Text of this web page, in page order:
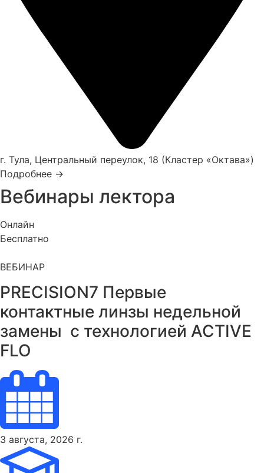
г. Тула, Центральный переулок, 18 (Кластер «Октава»)
Подробнее →
Вебинары лектора
Онлайн
Бесплатно
ВЕБИНАР
PRECISION7 Первые
контактные линзы недельной
замены ​ с технологией ACTIVE
FLO
3 августа, 2026 г.